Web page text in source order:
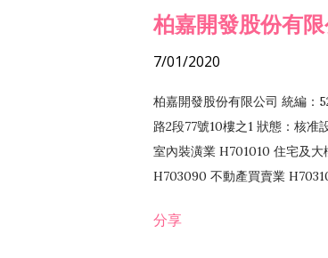
柏嘉開發股份有
7/01/2020
柏嘉開發股份有限公司 統編：
路2段77號10樓之1 狀態：核
室內裝潢業 H701010 住宅及
H703090 不動產買賣業
分享